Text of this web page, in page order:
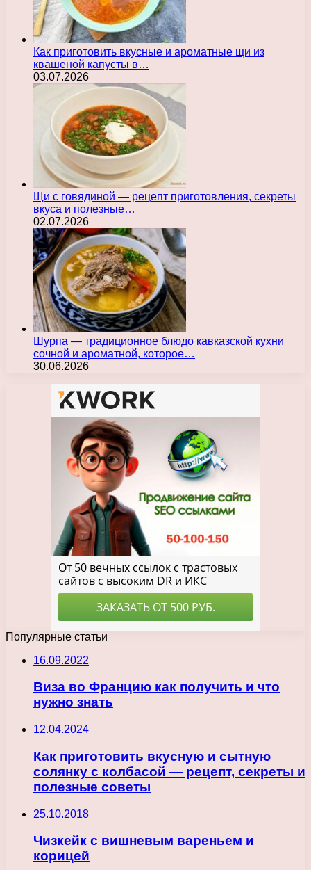
Как приготовить вкусные и ароматные щи из
квашеной капусты в…
03.07.2026
Щи с говядиной — рецепт приготовления, секреты
вкуса и полезные…
02.07.2026
Шурпа — традиционное блюдо кавказской кухни
сочной и ароматной, которое…
30.06.2026
Популярные статьи
16.09.2022
Виза во Францию как получить и что
нужно знать
12.04.2024
Как приготовить вкусную и сытную
солянку с колбасой — рецепт, секреты и
полезные советы
25.10.2018
Чизкейк с вишневым вареньем и
корицей